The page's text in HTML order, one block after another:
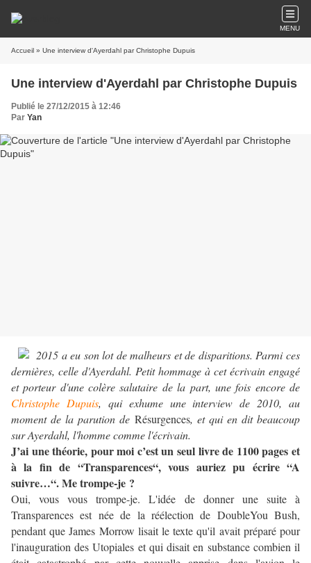
MENU
Accueil » Une interview d'Ayerdahl par Christophe Dupuis
Une interview d'Ayerdahl par Christophe Dupuis
Publié le 27/12/2015 à 12:46
Par Yan
2015 a eu son lot de malheurs et de disparitions. Parmi ces
dernières, celle d'Ayerdahl. Petit hommage à cet écrivain engagé
et porteur d'une colère salutaire de la part, une fois encore de
Christophe Dupuis, qui exhume une interview de 2010, au
moment de la parution de Résurgences, et qui en dit beaucoup
sur Ayerdahl, l'homme comme l'écrivain.
J’ai une théorie, pour moi c’est un seul livre de 1100 pages et
à la fin de “Transparences“, vous auriez pu écrire “A
suivre…“. Me trompe-je ?
Oui, vous vous trompe-je. L'idée de donner une suite à
Transparences est née de la réélection de DoubleYou Bush,
pendant que James Morrow lisait le texte qu'il avait préparé pour
l'inauguration des Utopiales et qui disait en substance combien il